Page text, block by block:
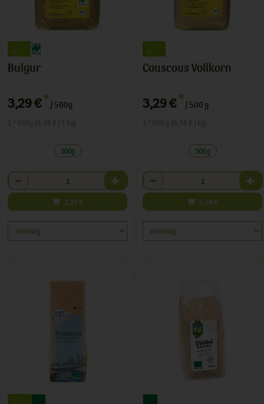
Bulgur
3,29 € */ 500g
500g
Anzahl
3,29 €
Couscous Vollkorn
3,29 € */ 500 g
500 g
Anzahl
3,29 €